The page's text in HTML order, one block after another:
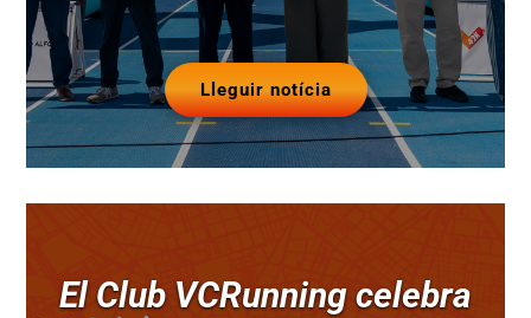
Lleguir notícia
El Club VCRunning celebra